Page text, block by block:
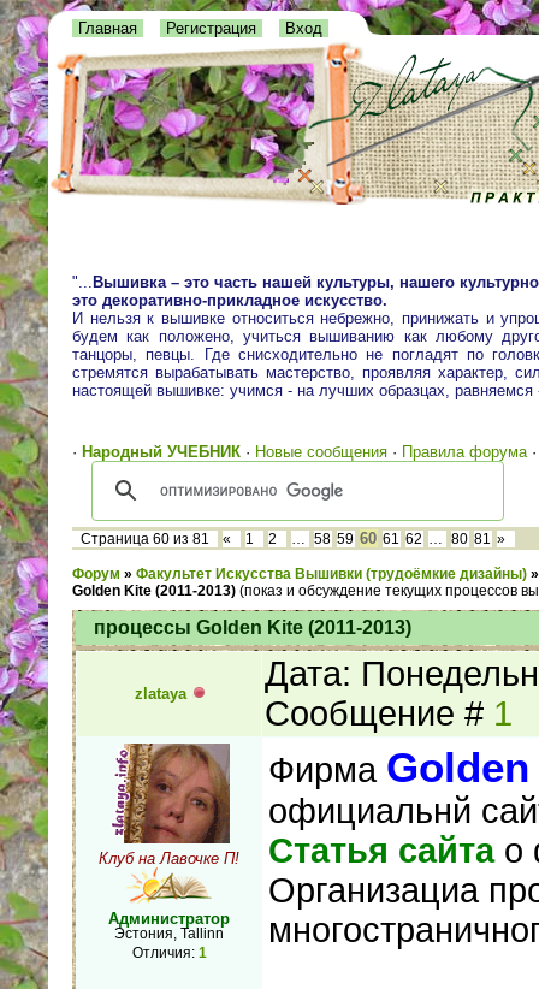
Главная Регистрация Вход
"... Вышивка – это часть нашей культуры, нашего
это декоративно-прикладное искусство.
И нельзя к вышивке относиться небрежно, принижать и
будем как положено, учиться вышиванию как любому
танцоры, певцы. Где снисходительно не погладят по
стремятся вырабатывать мастерство, проявляя характер,
настоящей вышивке: учимся - на лучших образцах,
· Народный УЧЕБНИК · Новые сообщения · Правила форума
Страница 60 из 81 « 1 2 … 58 59 60 61 62 … 80 81 »
Форум » Факультет Искусства Вышивки (трудоёмкие дизайны) »
Golden Kite (2011-2013) (показ и обсуждение текущих процессов
процессы Golden Kite (2011-2013)
zlataya
Дата:
Сообщение # 1
Клуб на Лавочке П!
Администратор
Эстония, Tallinn
Отличия: 1
Фирма
официальнй
Статья сайтао
Организациа